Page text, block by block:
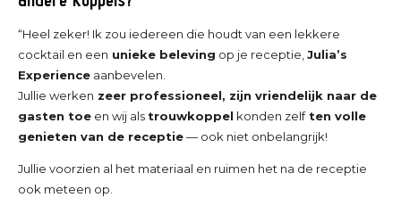
“Heel zeker! Ik zou iedereen die houdt van een lekkere
cocktail en een unieke beleving op je receptie, Julia’s
Experience aanbevelen.
Jullie werken zeer professioneel, zijn vriendelijk naar de
gasten toe en wij als trouwkoppel konden zelften volle
genieten van de receptie— ook niet onbelangrijk!
Jullie voorzien al het materiaal en ruimen het na de receptie
ook meteen op.